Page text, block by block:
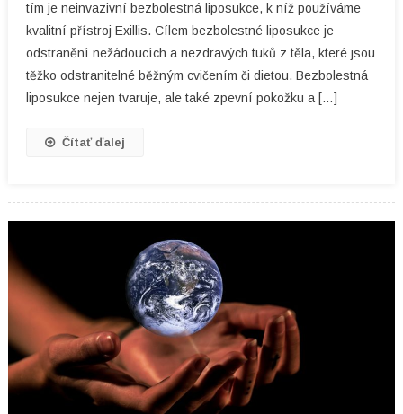
tím je neinvazivní bezbolestná liposukce, k níž používáme
kvalitní přístroj Exillis. Cílem bezbolestné liposukce je
odstranění nežádoucích a nezdravých tuků z těla, které jsou
těžko odstranitelné běžným cvičením či dietou. Bezbolestná
liposukce nejen tvaruje, ale také zpevní pokožku a […]
Čítať ďalej